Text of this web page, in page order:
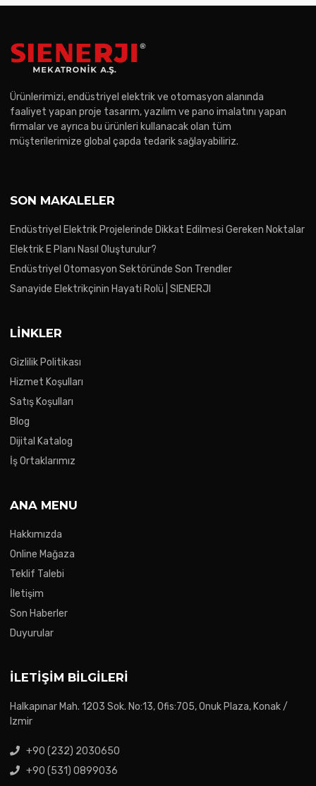
Ürünlerimizi, endüstriyel elektrik ve otomasyon alanında
faaliyet yapan proje tasarım, yazılım ve pano imalatını yapan
firmalar ve ayrıca bu ürünleri kullanacak olan tüm
müşterilerimize global çapda tedarik sağlayabiliriz.
SON MAKALELER
Endüstriyel Elektrik Projelerinde Dikkat Edilmesi Gereken Noktalar
Elektrik E Planı Nasıl Oluşturulur?
Endüstriyel Otomasyon Sektöründe Son Trendler
Sanayide Elektrikçinin Hayati Rolü | SIENERJI
LINKLER
Gizlilik Politikası
Hizmet Koşulları
Satış Koşulları
Blog
Dijital Katalog
İş Ortaklarımız
ANA MENU
Hakkımızda
Online Mağaza
Teklif Talebi
İletişim
Son Haberler
Duyurular
İLETIŞIM BILGILERI
Halkapınar Mah. 1203 Sok. No:13, Ofis:705, Onuk Plaza, Konak /
Izmir
+90 (232) 2030650
+90 (531) 0899036